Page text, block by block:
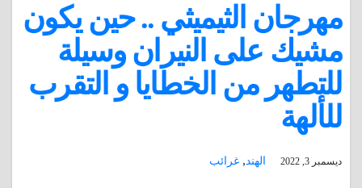
مهرجان الثيميثي .. حين يكون
مشيك على النيران وسيلة
للتطهر من الخطايا و التقرب
للألهة
ديسمبر 3, 2022 الهند, غرائب